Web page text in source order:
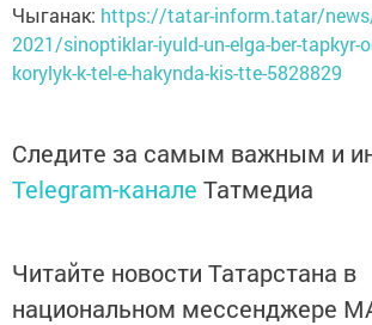
Чыганак: https://tatar-inform.tatar/
2021/sinoptiklar-iyuld-un-elga-ber-tapkyr-
korylyk-k-tel-e-hakynda-kis-tte-5828829
Следите за самым важным и
Telegram-канале Татмедиа
Читайте новости Татарстана в
национальном мессенджере